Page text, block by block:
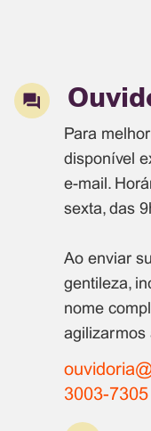
Para
disponível
e-mail.
sexta, das
Ao enviar
gentileza,
nome
agilizarmos
3003-7305